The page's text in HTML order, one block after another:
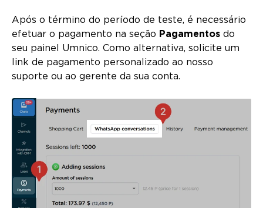
Após o término do período de teste, é necessário
efetuar o pagamento na seção Pagamentos do
seu painel Umnico. Como alternativa, solicite um
link de pagamento personalizado ao nosso
suporte ou ao gerente da sua conta.